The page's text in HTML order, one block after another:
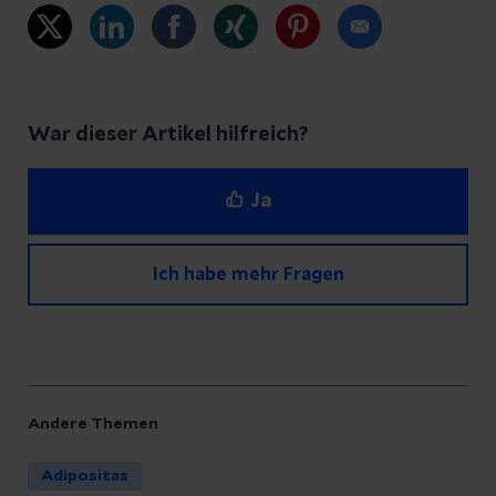
War dieser Artikel hilfreich?
Ja
Ich habe mehr Fragen
Nachricht und geben Sie Ihre E-Mail-Adresse
Andere Themen
Adipositas